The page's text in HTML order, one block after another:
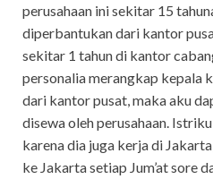
perusahaan ini sekitar 15
diperbantukan dari kantor
sekitar 1 tahun di kantor
personalia merangkap kepala
dari kantor pusat, maka aku
disewa oleh perusahaan.
karena dia juga kerja di
ke Jakarta setiap Jum’at sore